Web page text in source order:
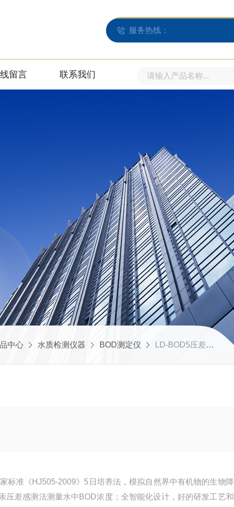
服务热线：
留言 联系我们
中心 水质检测仪器 BOD测定仪 LD-BOD5压差法BOD测定仪
标准《HJ505-2009》5日培养法，模拟自然界中有机物的生物
压差感测法测量水中BOD浓度；全智能化设计，好的研发工艺